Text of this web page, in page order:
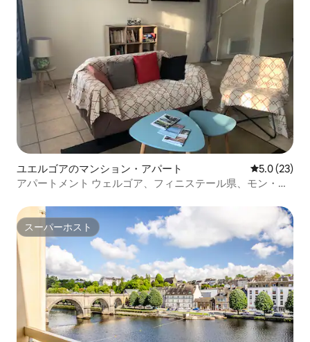
ユエルゴアのマンション・アパート レビュー23
5.0 (23)
アパートメント ウェルゴア、フィニステール県、モン・ダ
スーパーホスト
スーパーホスト